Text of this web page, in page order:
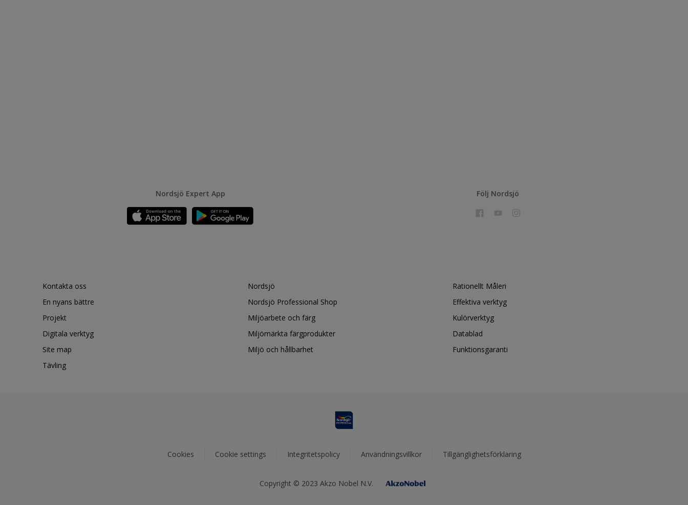
Nordsjö Expert App Följ Nordsjö
Kontakta oss
En nyans bättre
Projekt
Digitala verktyg
Site map
Tävling
Nordsjö
Nordsjö Professional Shop
Miljöarbete och färg
Miljömärkta färgprodukter
Miljö och hållbarhet
Rationellt Måleri
Effektiva verktyg
Kulörverktyg
Datablad
Funktionsgaranti
Cookies Cookie settings Integritetspolicy Användningsvillkor Tillgänglighetsförklaring
Copyright © 2023 Akzo Nobel N.V.